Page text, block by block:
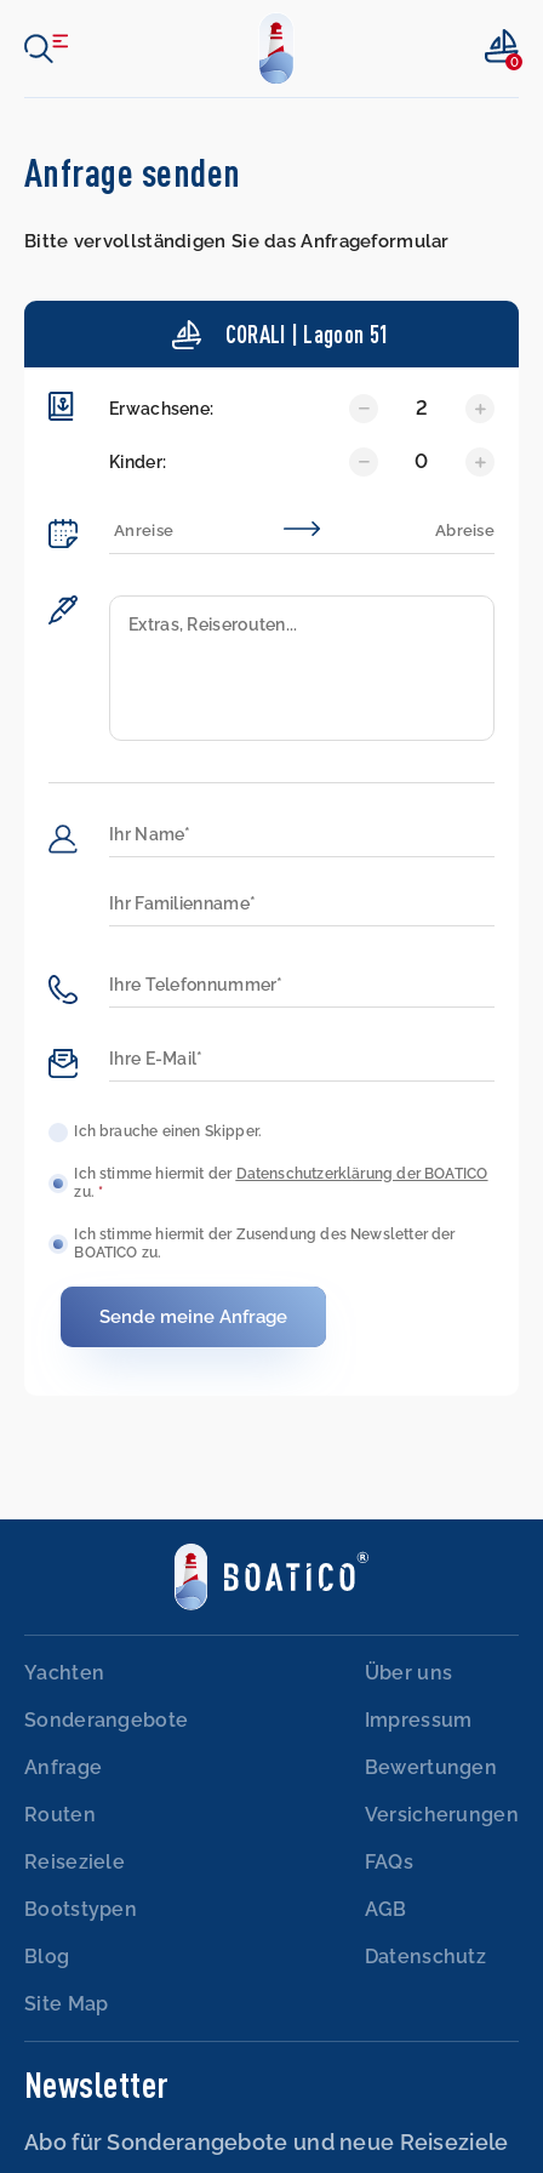
0
Anfrage senden
Bitte vervollständigen Sie das Anfrageformular
CORALI | Lagoon 51
Erwachsene: 2
Kinder: 0
Ich brauche einen Skipper.
Ich stimme hiermit der Datenschutzerklärung der BOATICO
zu.*
Ich stimme hiermit der Zusendung des Newsletter der
BOATICO zu.
Sende meine Anfrage
Yachten
Sonderangebote
Anfrage
Routen
Reiseziele
Bootstypen
Blog
Site Map
Über uns
Impressum
Bewertungen
Versicherungen
FAQs
AGB
Datenschutz
Newsletter
Abo für Sonderangebote und neue Reiseziele